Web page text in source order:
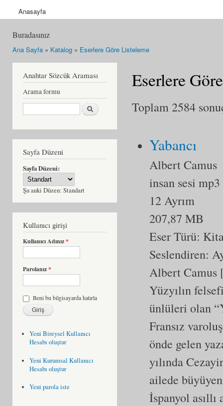
Anasayfa
Buradasınız
Ana Sayfa » Katalog » Eserlere Göre Listeleme
Anahtar Sözcük Araması
Arama formu
Ara
Sayfa Düzeni
Sayfa Düzeni:
Şu anki Düzen: Standart
Kullanıcı girişi
Kullanıcı Adınız*
Parolanız*
Beni bu bilgisayarda hatırla
Yeni Bireysel Kullanıcı
Hesabı oluştur
Yeni Kurumsal Kullanıcı
Hesabı oluştur
Yeni parola iste
Eserlere
Toplam 2584
Yabancı
Albert Camus
insan sesi mp3
12 Ayrım
207,87 MB
Eser Türü:
Seslendiren:
Albert Camus
Yüzyılın
ünlüleri olan
Fransız
önde gelen
yılında
ailede büyüyen
İspanyol